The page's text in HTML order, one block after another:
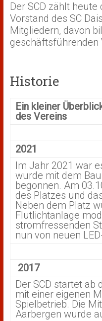
Der SCD zählt
Vorstand des SC
Mitgliedern, davon
geschäftsführenden
Historie
Ein kleiner
des Vereins
2021
Im Jahr 2021 war
wurde mit dem
begonnen. Am
des Platzes und
Neben dem Platz
Flutlichtanlage
stromfressenden
nun von neuen
2017
Der SCD startet ab
mit einer eigenen
Spielbetrieb. Die
Aarbergen wurde